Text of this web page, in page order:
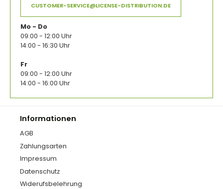
CUSTOMER-SERVICE@LICENSE-DISTRIBUTION.DE
Mo - Do
09:00 - 12:00 Uhr
14:00 - 16:30 Uhr
Fr
09:00 - 12:00 Uhr
14:00 - 16:00 Uhr
Informationen
AGB
Zahlungsarten
Impressum
Datenschutz
Widerufsbelehrung